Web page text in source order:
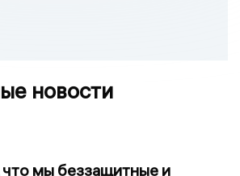
новости
мы беззащитные и